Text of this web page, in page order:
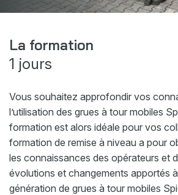
Actualités
Événements
My Spierings
Cookie statement
General terms and conditions
Privacy policy
La formation
1 jours
Vous souhaitez approfondir vos
l’utilisation des grues à tour mobiles
formation est alors idéale pour vos
formation de remise à niveau a pour
les connaissances des opérateurs et
évolutions et changements apportés
génération de grues à tour mobiles